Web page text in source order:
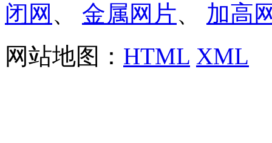
闭网 、 金属网片、 加高
网站地图： HTML XML